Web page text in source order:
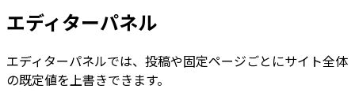
エディターパネル
エディターパネルでは、投稿や固定ページごとにサイト全体
の既定値を上書きできます。